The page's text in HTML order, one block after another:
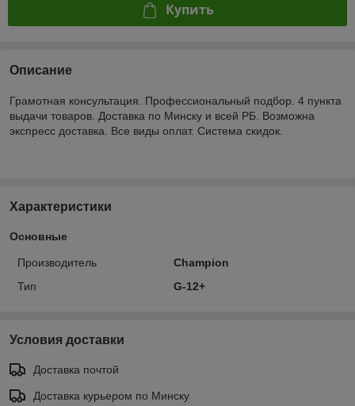
Купить
Описание
Грамотная консультация. Профессиональный подбор. 4 пункта
выдачи товаров. Доставка по Минску и всей РБ. Возможна
экспресс доставка. Все виды оплат. Система скидок.
Характеристики
Основные
Производитель
Champion
Тип
G-12+
Условия доставки
Доставка почтой
Доставка курьером по Минску